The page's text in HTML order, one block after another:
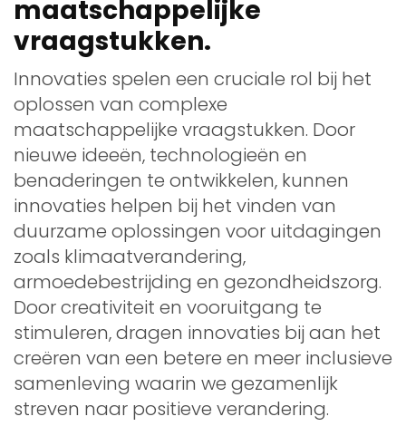
maatschappelijke
vraagstukken.
Innovaties spelen een cruciale rol bij het
oplossen van complexe
maatschappelijke vraagstukken. Door
nieuwe ideeën, technologieën en
benaderingen te ontwikkelen, kunnen
innovaties helpen bij het vinden van
duurzame oplossingen voor uitdagingen
zoals klimaatverandering,
armoedebestrijding en gezondheidszorg.
Door creativiteit en vooruitgang te
stimuleren, dragen innovaties bij aan het
creëren van een betere en meer inclusieve
samenleving waarin we gezamenlijk
streven naar positieve verandering.